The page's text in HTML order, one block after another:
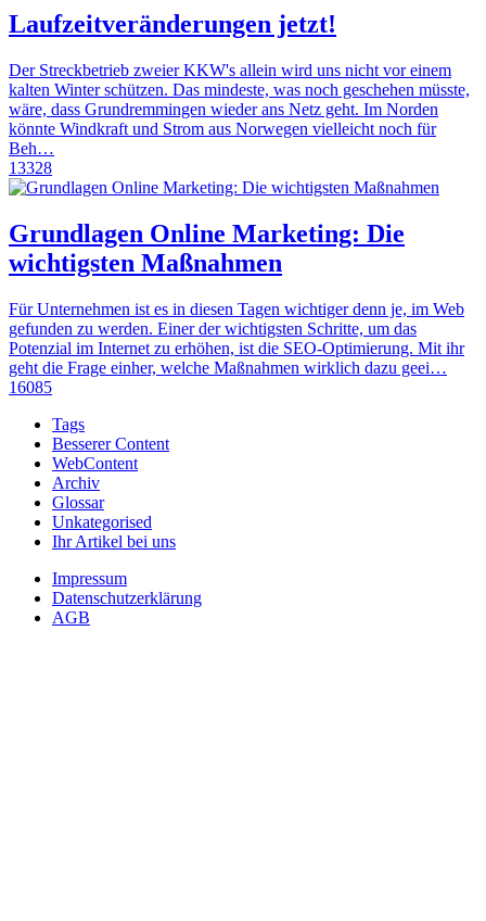
Laufzeitveränderungen jetzt!
Der Streckbetrieb zweier KKW's allein wird uns nicht vor einem
kalten Winter schützen. Das mindeste, was noch geschehen müsste,
wäre, dass Grundremmingen wieder ans Netz geht. Im Norden
könnte Windkraft und Strom aus Norwegen vielleicht noch für
Beh…
13328
Grundlagen Online Marketing: Die
wichtigsten Maßnahmen
Für Unternehmen ist es in diesen Tagen wichtiger denn je, im Web
gefunden zu werden. Einer der wichtigsten Schritte, um das
Potenzial im Internet zu erhöhen, ist die SEO-Optimierung. Mit ihr
geht die Frage einher, welche Maßnahmen wirklich dazu geei…
16085
Tags
Besserer Content
WebContent
Archiv
Glossar
Unkategorised
Ihr Artikel bei uns
Impressum
Datenschutzerklärung
AGB